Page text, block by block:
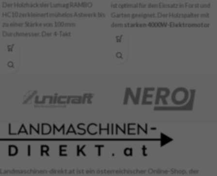
Der Holzhäcksler Lumag RAMBO
HC10 zerkleinert mühelos Astwerk bis
zu einer Stärke von 100 mm
Durchmesser. Der 4-Takt
Benzinmotor hat eine Leistung von 5,6
PS und arbeitet ruhig, leise und
sparsam. Der große Einfülltrichter
Messertrommel hat eine enorme
Einzugskraft und verarbeitet auch
ist optimal für den Einsatz in Forst und
Garten geeignet. Der Holzspalter mit
dem starken 4000W-Elektromotor
und vertikaler Ausführung hat eine
Spaltkraft von 16 Tonnen.
Kraft zu erreichen, wird ein äußerst
und die maximale Breite liegt bei 40
Landmaschinen-direkt.at ist ein österreichischer Online-Shop, der